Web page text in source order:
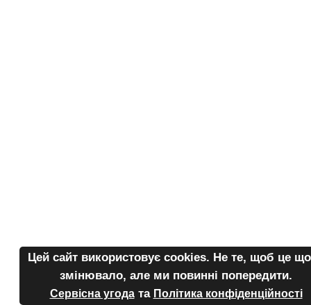
Цей сайт використовує cоokies. Не те, щоб це
змінювало, але ми повинні попередити.
Сервісна угодата Політика конфіденційності